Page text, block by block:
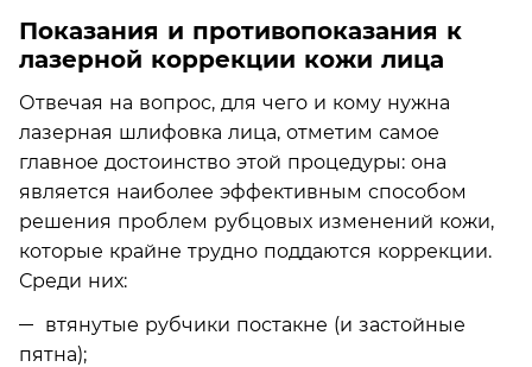
Показания и противопоказания к
лазерной коррекции кожи лица
Отвечая на вопрос, для чего и кому нужна
лазерная шлифовка лица, отметим самое
главное достоинство этой процедуры: она
является наиболее эффективным способом
решения проблем рубцовых изменений кожи,
которые крайне трудно поддаются коррекции.
Среди них:
втянутые рубчики постакне (и застойные
пятна);